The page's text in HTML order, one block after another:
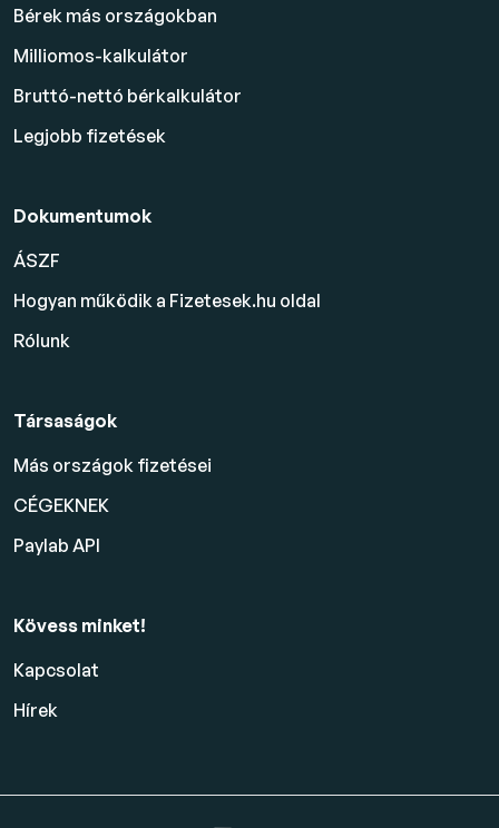
Bérek más országokban
Milliomos-kalkulátor
Bruttó-nettó bérkalkulátor
Legjobb fizetések
Dokumentumok
ÁSZF
Hogyan működik a Fizetesek.hu oldal
Rólunk
Társaságok
Más országok fizetései
CÉGEKNEK
Paylab API
Kövess minket!
Kapcsolat
Hírek